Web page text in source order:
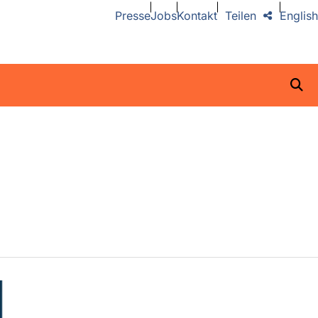
PresseJobsKontakt English
Teilen